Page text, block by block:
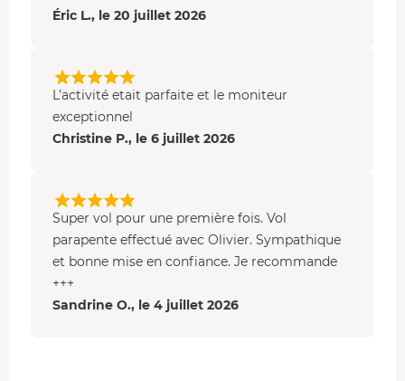
Éric L., le 20 juillet 2026
L’activité etait parfaite et le moniteur
exceptionnel
Christine P., le 6 juillet 2026
Super vol pour une première fois. Vol
parapente effectué avec Olivier. Sympathique
et bonne mise en confiance. Je recommande
+++
Sandrine O., le 4 juillet 2026